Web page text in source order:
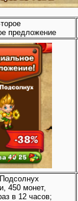
предложение
450 монет,
в 12 часов;